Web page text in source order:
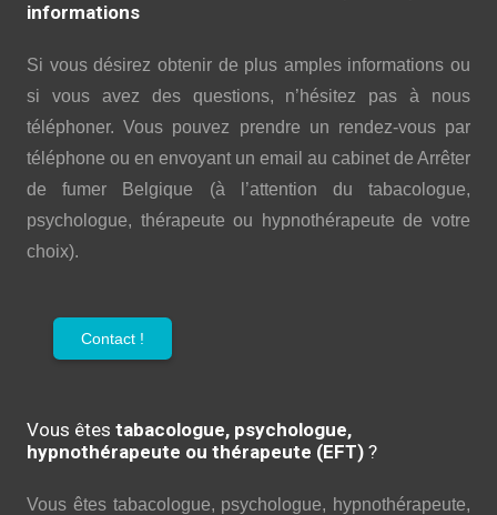
informations
Si vous désirez obtenir de plus amples informations ou
si vous avez des questions, n’hésitez pas à nous
téléphoner. Vous pouvez prendre un rendez-vous par
téléphone ou en envoyant un email au cabinet de Arrêter
de fumer Belgique (à l’attention du tabacologue,
psychologue, thérapeute ou hypnothérapeute de votre
choix).
Contact !
Vous êtes tabacologue, psychologue,
hypnothérapeute ou thérapeute (EFT) ?
Vous êtes tabacologue, psychologue, hypnothérapeute,